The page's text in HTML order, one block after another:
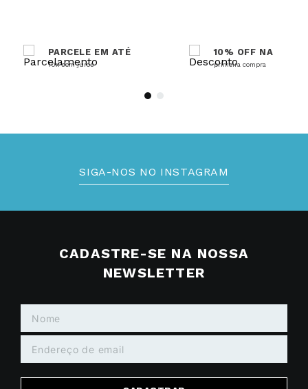
PARCELE EM ATÉ
10x sem juros
10% OFF NA
primeira compra
SIGA-NOS NO INSTAGRAM
CADASTRE-SE NA NOSSA
NEWSLETTER